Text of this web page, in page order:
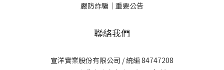
嚴防詐騙｜重要公告
聯絡我們
宣洋實業股份有限公司 / 統編 84747208